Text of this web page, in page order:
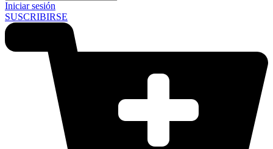
Iniciar sesión
SUSCRIBIRSE